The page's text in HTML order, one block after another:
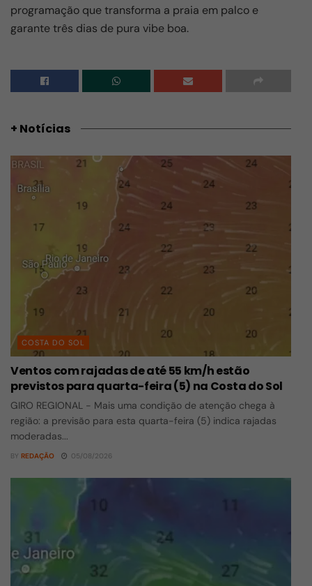
programação que transforma a praia em palco e
garante três dias de pura vibe boa.
+ Notícias
COSTA DO SOL
Ventos com rajadas de até 55 km/h estão
previstos para quarta-feira (5) na Costa do Sol
GIRO REGIONAL - Mais uma condição de atenção chega à
região: a previsão para esta quarta-feira (5) indica rajadas
moderadas...
BY REDAÇÃO 05/08/2026